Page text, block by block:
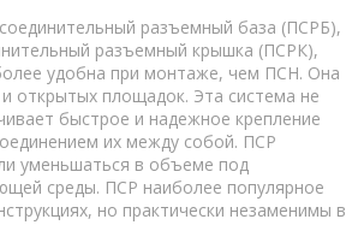
разъемный база (ПСРБ),
разъемный крышка (ПСРК),
удобна при монтаже, чем ПСН. Она
открытых площадок. Эта система не
быстрое и надежное крепление
их между собой. ПСР
уменьшаться в объеме под
среды. ПСР наиболее популярное
но практически незаменимы в